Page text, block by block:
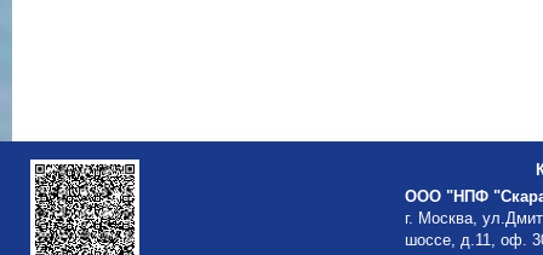
ООО "НПФ
г. Москва,
шоссе, д.11, оф.